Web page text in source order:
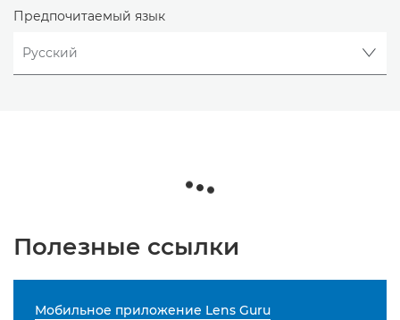
Предпочитаемый язык
Полезные ссылки
Мобильное приложение Lens Guru